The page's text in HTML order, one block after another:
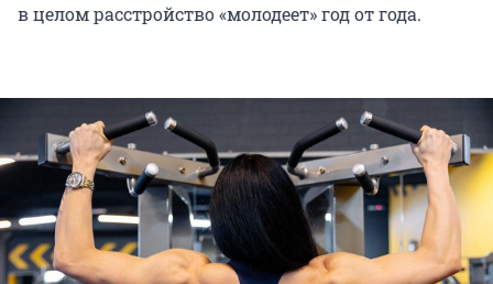
в целом расстройство «молодеет» год от года.